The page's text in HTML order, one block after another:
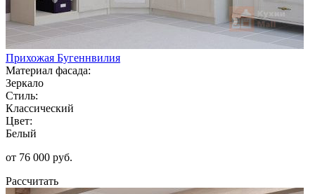
Прихожая Бугеннвилия
Материал фасада:
Зеркало
Стиль:
Классический
Цвет:
Белый
от 76 000 руб.
Рассчитать